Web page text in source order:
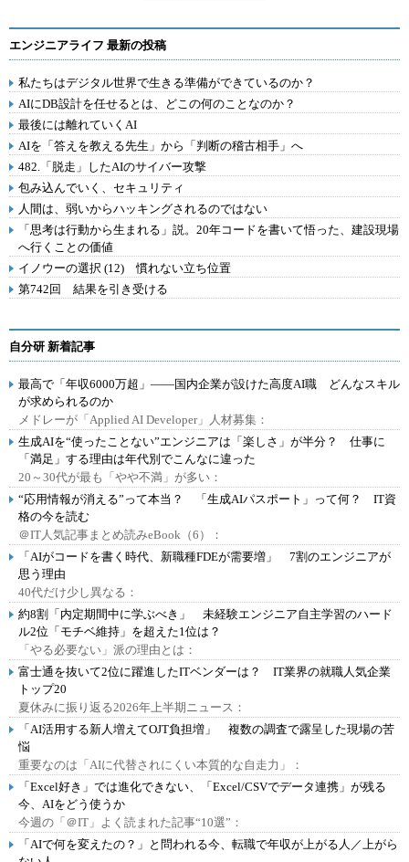
エンジニアライフ 最新の投稿
私たちはデジタル世界で生きる準備ができているのか？
AIにDB設計を任せるとは、どこの何のことなのか？
最後には離れていくAI
AIを「答えを教える先生」から「判断の稽古相手」へ
482.「脱走」したAIのサイバー攻撃
包み込んでいく、セキュリティ
人間は、弱いからハッキングされるのではない
「思考は行動から生まれる」説。20年コードを書いて悟った、建設現場
へ行くことの価値
イノウーの選択 (12) 慣れない立ち位置
第742回 結果を引き受ける
自分研 新着記事
最高で「年収6000万超」――国内企業が設けた高度AI職 どんなスキル
が求められるのか
メドレーが「Applied AI Developer」人材募集：
生成AIを“使ったことない”エンジニアは「楽しさ」が半分？ 仕事に
「満足」する理由は年代別でこんなに違った
20～30代が最も「やや不満」が多い：
“応用情報が消える”って本当？ 「生成AIパスポート」って何？ IT資
格の今を読む
＠IT人気記事まとめ読みeBook（6）：
「AIがコードを書く時代、新職種FDEが需要増」 7割のエンジニアが
思う理由
40代だけ少し異なる：
約8割「内定期間中に学ぶべき」 未経験エンジニア自主学習のハード
ル2位「モチベ維持」を超えた1位は？
「やる必要ない」派の理由とは：
富士通を抜いて2位に躍進したITベンダーは？ IT業界の就職人気企業
トップ20
夏休みに振り返る2026年上半期ニュース：
「AI活用する新人増えてOJT負担増」 複数の調査で露呈した現場の苦
悩
重要なのは「AIに代替されにくい本質的な自走力」：
「Excel好き」では進化できない、「Excel/CSVでデータ連携」が残る
今、AIをどう使うか
今週の「＠IT」よく読まれた記事“10選”：
「AIで何を変えたの？」と問われる今、転職で年収が上がる人／上がら